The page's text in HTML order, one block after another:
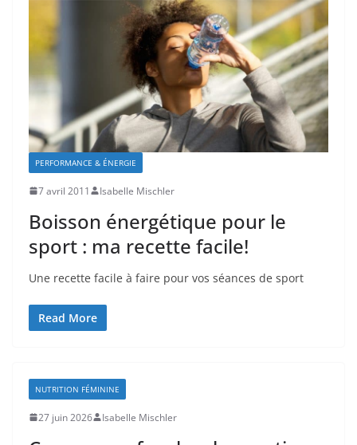
PERFORMANCE & ÉNERGIE
7 avril 2011 Isabelle Mischler
Boisson énergétique pour le
sport : ma recette facile!
Une recette facile à faire pour vos séances de sport
Read More
NUTRITION FÉMININE
27 juin 2026 Isabelle Mischler